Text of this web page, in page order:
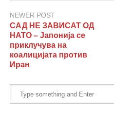
NEWER POST
САД НЕ ЗАВИСАТ ОД
НАТО – Јапонија се
приклучува на
коалицијата против
Иран